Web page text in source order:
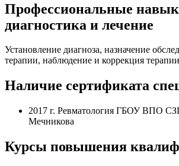
Профессиональные
диагностика и лечение
Установление диагноза, назначение
терапии, наблюдение и коррекция
Наличие сертификата
2017 г. Ревматология ГБОУ ВПО
Мечникова
Курсы повышения